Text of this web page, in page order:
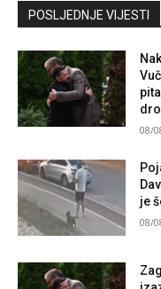
Kontaktirajte nas
POSLJEDNJE VIJESTI
08/
je
08/